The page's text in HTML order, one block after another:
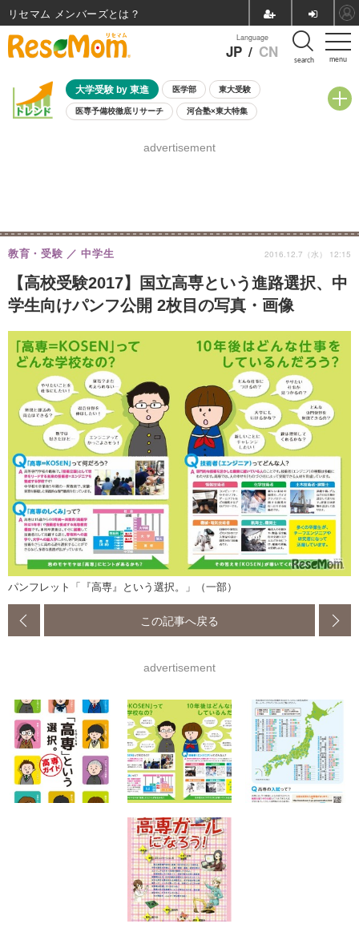
menu
Language
JP / CN search
大学受験 by 東進 医学部 東大受験
医専予備校徹底リサーチ 河合塾×東大特集
8月開催学校説明会・相談会
advertisement
【高校受験2017】国立高専という進路選択、中
学生向けパンフ公開 2枚目の写真・画像
教育・受験 中学生 2016.12.7（水） 12:15
パンフレット「『高専』という選択。」（一部）
この記事へ戻る
advertisement
リセマム メンバーズ